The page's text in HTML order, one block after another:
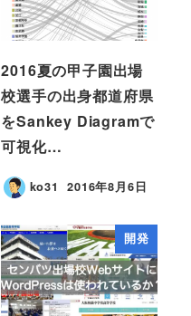
2016夏の甲子園出場
校選手の出身都道府県
をSankey Diagramで
可視化…
ko31 2016年8月6日
開発